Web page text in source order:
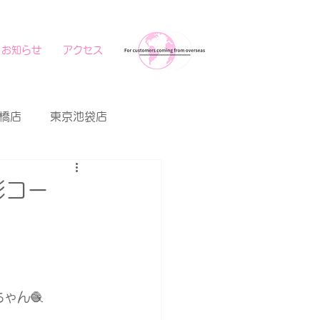
お知らせ アクセス
店 東京池袋店
ー
ゃん🧶